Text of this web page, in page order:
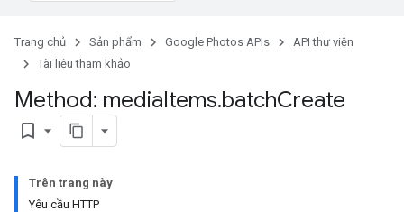
Trang chủ Sản phẩm Google Photos APIs
API thư viện
Tài liệu tham khảo
Method: mediaItems.batchCreate
bookmark_border
Trên trang này
Yêu cầu HTTP